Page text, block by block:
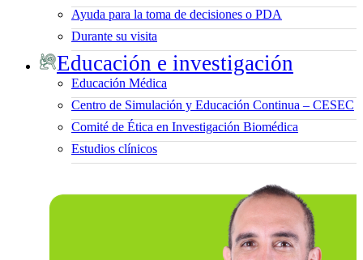
Ayuda para la toma de decisiones o PDA
Durante su visita
Educación e investigación
Educación Médica
Centro de Simulación y Educación Continua – CESEC
Comité de Ética en Investigación Biomédica
Estudios clínicos